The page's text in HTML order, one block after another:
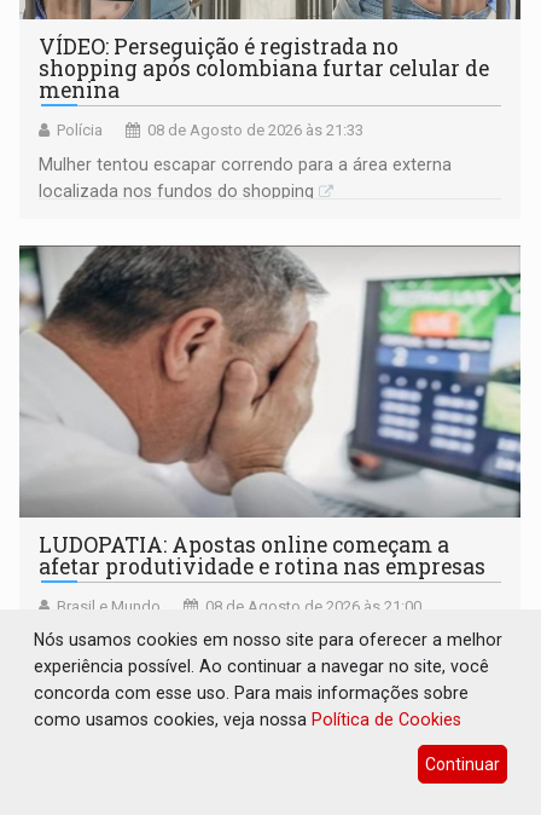
VÍDEO: Perseguição é registrada no
shopping após colombiana furtar celular de
menina
Polícia 08 de Agosto de 2026 às 21:33
Mulher tentou escapar correndo para a área externa
localizada nos fundos do shopping
LUDOPATIA: Apostas online começam a
afetar produtividade e rotina nas empresas
Brasil e Mundo 08 de Agosto de 2026 às 21:00
Entre os sinais de alerta estão faltas recorrentes, queda
de produtividade, dificuldade de concentração,
solicitações frequentes de antecipação salarial
Nós usamos cookies em nosso site para oferecer a melhor
experiência possível. Ao continuar a navegar no site, você
concorda com esse uso. Para mais informações sobre
como usamos cookies, veja nossa Política de Cookies
Continuar